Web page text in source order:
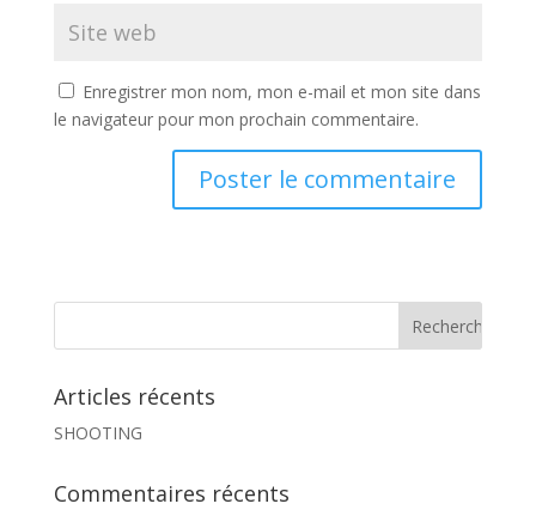
Enregistrer mon nom, mon e-mail et mon site dans
le navigateur pour mon prochain commentaire.
Articles récents
SHOOTING
Commentaires récents